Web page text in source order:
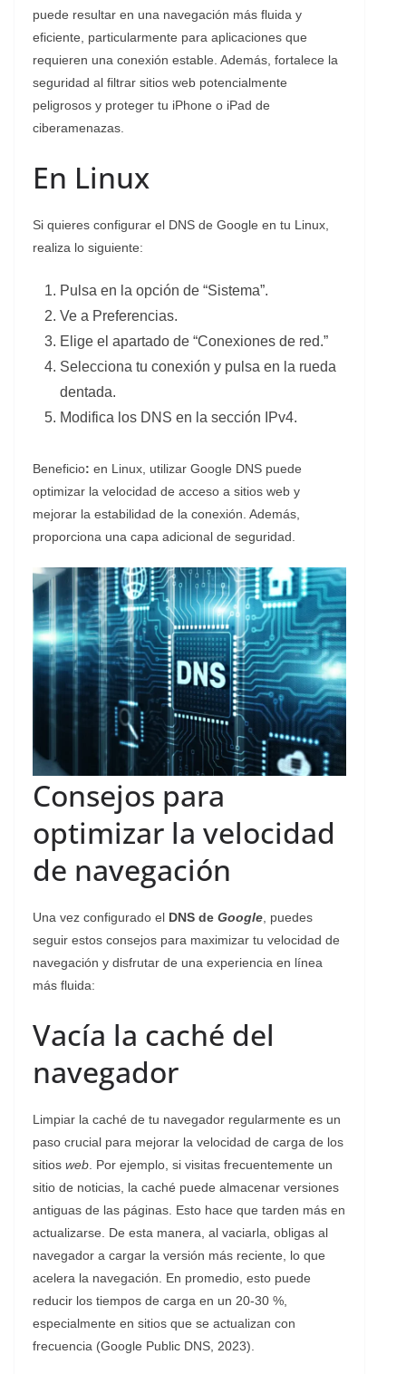
puede resultar en una navegación más fluida y
eficiente, particularmente para aplicaciones que
requieren una conexión estable. Además, fortalece la
seguridad al filtrar sitios web potencialmente
peligrosos y proteger tu iPhone o iPad de
ciberamenazas.
En Linux
Si quieres configurar el DNS de Google en tu Linux,
realiza lo siguiente:
Pulsa en la opción de “Sistema”.
Ve a Preferencias.
Elige el apartado de “Conexiones de red.”
Selecciona tu conexión y pulsa en la rueda
dentada.
Modifica los DNS en la sección IPv4.
Beneficio: en Linux, utilizar Google DNS puede
optimizar la velocidad de acceso a sitios web y
mejorar la estabilidad de la conexión. Además,
proporciona una capa adicional de seguridad.
Consejos para
optimizar la velocidad
de navegación
Una vez configurado el DNS de Google , puedes
seguir estos consejos para maximizar tu velocidad de
navegación y disfrutar de una experiencia en línea
más fluida:
Vacía la caché del
navegador
Limpiar la caché de tu navegador regularmente es un
paso crucial para mejorar la velocidad de carga de los
sitios web . Por ejemplo, si visitas frecuentemente un
sitio de noticias, la caché puede almacenar versiones
antiguas de las páginas. Esto hace que tarden más en
actualizarse. De esta manera, al vaciarla, obligas al
navegador a cargar la versión más reciente, lo que
acelera la navegación. En promedio, esto puede
reducir los tiempos de carga en un 20-30 %,
especialmente en sitios que se actualizan con
frecuencia (Google Public DNS, 2023).